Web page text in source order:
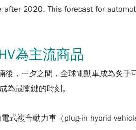
2020. This forecast for
為主流商品
，一夕之間，全球電動車成為炙
最關鍵的時刻。
複合動力車（plug-in hybrid